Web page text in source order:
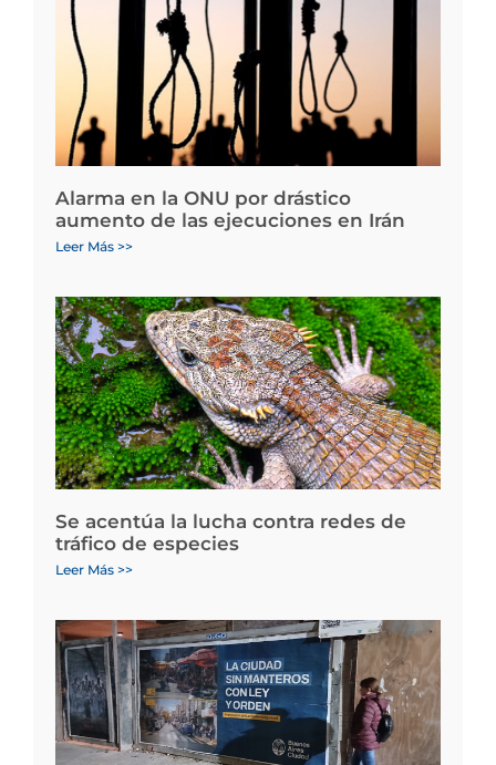
Alarma en la ONU por drástico
aumento de las ejecuciones en Irán
Leer Más >>
Se acentúa la lucha contra redes de
tráfico de especies
Leer Más >>